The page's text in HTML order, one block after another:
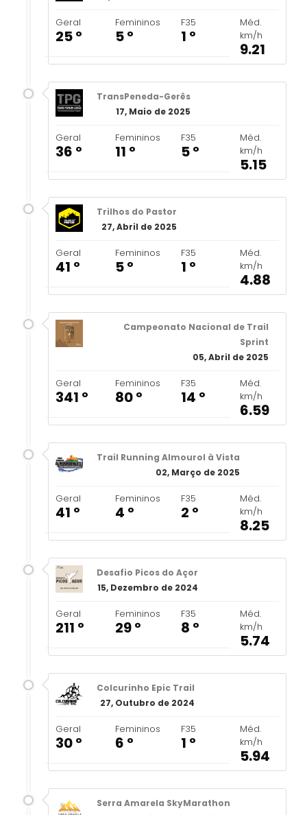
Geral
25 º
Femininos
5 º
F35
1 º
Méd.
km/h
9.21
TransPeneda-Gerês
17, Maio de 2025
Geral
36 º
Femininos
11 º
F35
5 º
Méd.
km/h
5.15
Trilhos do Pastor
27, Abril de 2025
Geral
41 º
Femininos
5 º
F35
1 º
Méd.
km/h
4.88
Campeonato Nacional de Trail
Sprint
05, Abril de 2025
Geral
341 º
Femininos
80 º
F35
14 º
Méd.
km/h
6.59
Trail Running Almourol à Vista
02, Março de 2025
Geral
41 º
Femininos
4 º
F35
2 º
Méd.
km/h
8.25
Desafio Picos do Açor
15, Dezembro de 2024
Geral
211 º
Femininos
29 º
F35
8 º
Méd.
km/h
5.74
Colcurinho Epic Trail
27, Outubro de 2024
Geral
30 º
Femininos
6 º
F35
1 º
Méd.
km/h
5.94
Serra Amarela SkyMarathon